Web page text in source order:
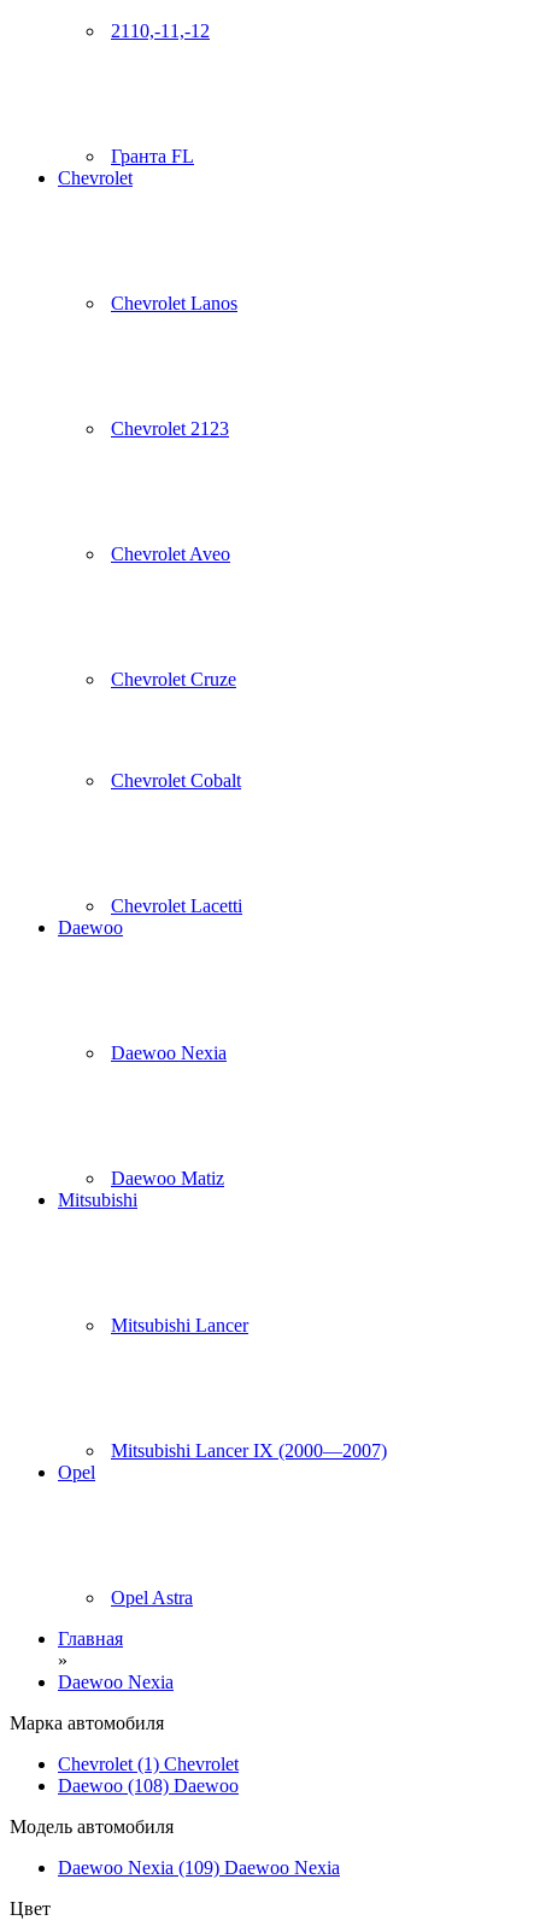
2110,-11,-12
Гранта FL
Chevrolet
Chevrolet Lanos
Chevrolet 2123
Chevrolet Aveo
Chevrolet Cruze
Chevrolet Cobalt
Chevrolet Lacetti
Daewoo
Daewoo Nexia
Daewoo Matiz
Mitsubishi
Mitsubishi Lancer
Mitsubishi Lancer IX (2000—2007)
Opel
Opel Astra
Главная
»
Daewoo Nexia
Марка автомобиля
Chevrolet (1) Chevrolet
Daewoo (108) Daewoo
Модель автомобиля
Daewoo Nexia (109) Daewoo Nexia
Цвет